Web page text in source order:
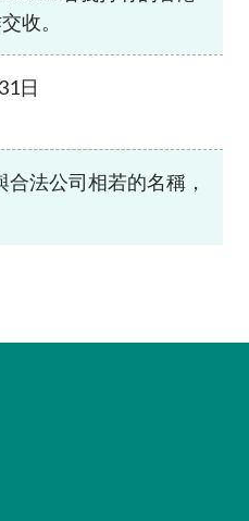
收。
日
法公司相若的名稱，